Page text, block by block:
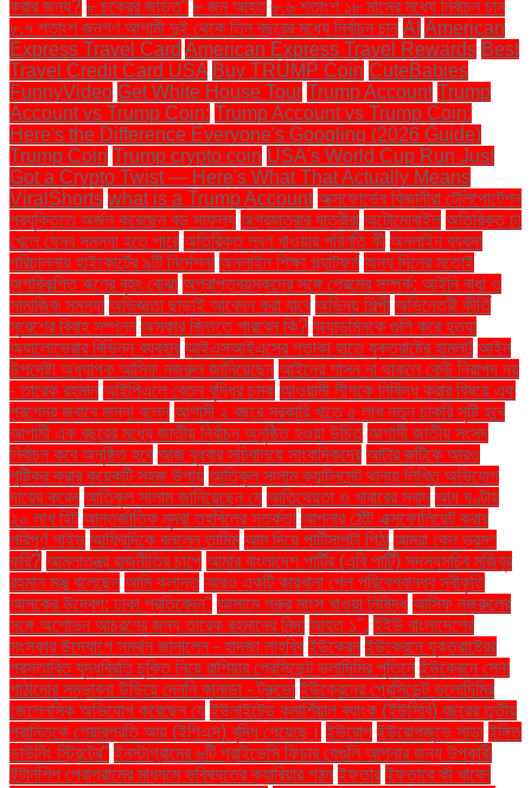
করার জন্য? ৮ চক্রের জড়িত" ৮ জন আহত ৮.৬ শতাংশ ১৮ মাসের মধ্যে নির্বাচন চান
৮.৭ শতাংশ জনগণ আগামী দুই থেকে তিন বছরের মধ্যে নির্বাচন চান AI American
Express Travel Card American Express Travel Rewards Best
Travel Credit Card USA Buy TRUMP Coin CuteBabies
FunnyVideo Get White House Tour Trump Account Trump
Account vs Trump Coin: Trump Account vs Trump Coin:
Here's the Difference Everyone's Googling (2026 Guide)
Trump Coin Trump crypto coin USA's World Cup Run Just
Got a Crypto Twist — Here's What That Actually Means
ViralShorts what is a Trump Account অক্সফোর্ডের বিজ্ঞানীরা টেলিপোর্টেশন
প্রযুক্তিতে অর্জন করেছেন বড় সাফল্য অগ্রযাত্রার যাত্রীরা অটোমোবাইল অতিরিক্ত চা
খেলে যেসব সমস্যা হতে পারে অতিরিক্ত লবণ খাওয়ার পরিণতি কী অনলাইন ব্যবসা
পরিচালনায় হাইকোর্টের ৯টি নির্দেশনা অনলাইন শিক্ষা প্ল্যাটফর্ম অন্য দিনের মতোই
অপরিকল্পিত ঋণের বৃহৎ বোঝা অপ্রাপ্তবয়স্কদের সঙ্গে প্রেমের সম্পর্ক: আইনি বাধা ও
সামাজিক সমস্যা অভিজ্ঞতা ছাড়াই আবেদন করা যাবে অভিনয় শিল্পী অভিনেত্রী কীর্তি
সুরেশের বিবাহ সম্পন্ন অস্কার জিততে পারবেন কি? অ্যাডমিনকে গুলি করে হত্যা
অ্যালোভেরার বিভিন্ন ব্যবহার আইএসআইএসের পতাকা হাতে যুক্তরাষ্ট্রে হামলা! আইন
উপদেষ্টা অধ্যাপক আসিফ নজরুল জানিয়েছেন আইনের শাসন না থাকলে কেউ নিরাপদ নয়
- তারেক রহমান আইপিএলে বেতন বৃদ্ধির চমক আওয়ামী লীগকে নিষিদ্ধ করার বিষয়ে এক
প্রশ্নের জবাবে মান্না বলেন আগামী ২ বছরে সরকারি খাতে ৫ লাখ নতুন চাকরি সৃষ্টি হবে
আগামী এক বছরের মধ্যে জাতীয় নির্বাচন অনুষ্ঠিত হওয়া উচিত আগামী জাতীয় সংসদ
নির্বাচন কবে অনুষ্ঠিত হবে আজ বুধবার সচিবালয়ে সাংবাদিকদের আটার রুটিকে আরও
পুষ্টিকর করার কয়েকটি সহজ উপায় আতিকুল সালাম ক্যান্টনমেন্ট থানায় লিখিত অভিযোগ
দায়ের করেন আতিকুল সালাম জানিয়েছেন যে আতিথেয়তা ও খাবারের স্বাদ আধ ঘণ্টায়
২০ লাখ হিট আন্তর্জাতিক মুদ্রা তহবিলের সতর্কতা আপনার ঠোঁট এক্সফোলিয়েট করার
পরিপূর্ণ গাইড আফ্রিদিকে বললেন তামিম আম দিয়ে পাটিসাপটা পিঠা আমরা কেন ভ্রমণ
করি? আমলাতন্ত্র রাজনীতির চাপে আমার বাংলাদেশ পার্টির (এবি পার্টি) সদস্যসচিব মজিবুর
রহমান মঞ্জু বলেছেন আমি ক্লান্ত আরও একটি কারখানা পেল পরিবেশবান্ধব স্বীকৃতি
আসকের উদ্বেগ: ঢাকা প্রতিবেদন" আসামে গরুর মাংস খাওয়া নিষিদ্ধ আসিফ নজরুলের
সঙ্গে অশোভন আচরণের জন্য তারেক রহমানের নিন্দা আহত ১". ইইউ বাংলাদেশের
সংস্কার উদ্যোগে সমর্থন জানালেন - হাদজা লাহবিব ইউক্রেন ইউক্রেনে যুক্তরাষ্ট্রের
প্রস্তাবিত যুদ্ধবিরতি চুক্তি নিয়ে রাশিয়ার প্রেসিডেন্ট ভ্লাদিমির পুতিনে ইউক্রেনে সেনা
পাঠানোর সম্ভাবনা উড়িয়ে দেননি কানাডা - ট্রুডো ইউক্রেনের প্রেসিডেন্ট ভলোদিমির
জেলেনস্কি অভিযোগ করেছেন যে ইউনাইটেড কমার্শিয়াল ব্যাংক (ইউসিবি) বছরের তৃতীয়
প্রান্তিকে শেয়ারপ্রতি আয় (ইপিএস) বৃদ্ধি পেয়েছে। ইউরোপ ইউরোপজুড়ে সাড়া ইঙ্গিত
ডাউনিং স্ট্রিটের" ইনস্টাগ্রামের ৬টি প্রাইভেসি ফিচার যেগুলি আপনার জন্য উপকারী
ইন্টার্নশিপ প্রোগ্রামের মাধ্যমে ভবিষ্যতের ক্যারিয়ার গঠন ইফতার ইফতারে কী খাবেন